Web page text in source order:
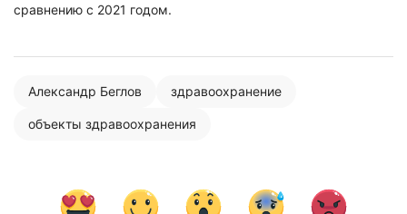
сравнению с 2021 годом.
Александр Беглов здравоохранение
объекты здравоохранения
соглашаетесь с
политикой конфиденциальности